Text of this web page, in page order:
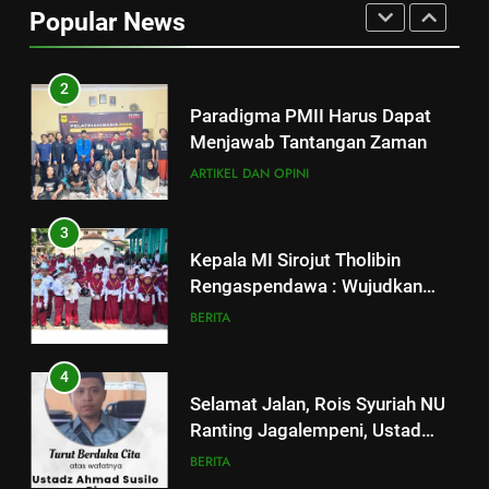
Popular News
ASWAJA di Kalangan Generasi Z
2
Paradigma PMII Harus Dapat
Menjawab Tantangan Zaman
ARTIKEL DAN OPINI
3
Kepala MI Sirojut Tholibin
Rengaspendawa : Wujudkan
Madrasah Bahagia
BERITA
4
Selamat Jalan, Rois Syuriah NU
Ranting Jagalempeni, Ustad
Susilo
BERITA